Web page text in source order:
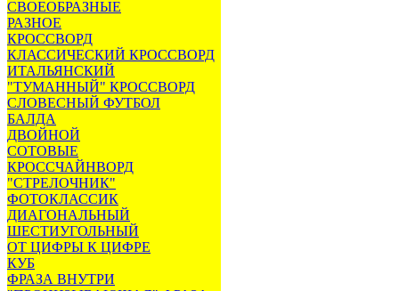
СВОЕОБРАЗНЫЕ
РАЗНОЕ
КРОССВОРД
КЛАССИЧЕСКИЙ КРОССВОРД
ИТАЛЬЯНСКИЙ
"ТУМАННЫЙ" КРОССВОРД
СЛОВЕСНЫЙ ФУТБОЛ
БАЛДА
ДВОЙНОЙ
СОТОВЫЕ
КРОССЧАЙНВОРД
"СТРЕЛОЧНИК"
ФОТОКЛАССИК
ДИАГОНАЛЬНЫЙ
ШЕСТИУГОЛЬНЫЙ
ОТ ЦИФРЫ К ЦИФРЕ
КУБ
ФРАЗА ВНУТРИ